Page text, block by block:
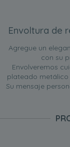
Envoltura de
Agregue un
con su
Envolveremos
plateado metálico
Su mensaje